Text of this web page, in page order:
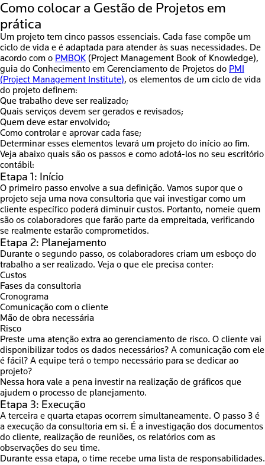
Como colocar a Gestão de Projetos em
prática
Um projeto tem cinco passos essenciais. Cada fase compõe um
ciclo de vida e é adaptada para atender às suas necessidades. De
acordo com o PMBOK (Project Management Book of Knowledge),
guia do Conhecimento em Gerenciamento de Projetos do PMI
(Project Management Institute), os elementos de um ciclo de vida
do projeto definem:
Que trabalho deve ser realizado;
Quais serviços devem ser gerados e revisados;
Quem deve estar envolvido;
Como controlar e aprovar cada fase;
Determinar esses elementos levará um projeto do início ao fim.
Veja abaixo quais são os passos e como adotá-los no seu escritório
contábil:
Etapa 1: Início
O primeiro passo envolve a sua definição. Vamos supor que o
projeto seja uma nova consultoria que vai investigar como um
cliente específico poderá diminuir custos. Portanto, nomeie quem
são os colaboradores que farão parte da empreitada, verificando
se realmente estarão comprometidos.
Etapa 2: Planejamento
Durante o segundo passo, os colaboradores criam um esboço do
trabalho a ser realizado. Veja o que ele precisa conter:
Custos
Fases da consultoria
Cronograma
Comunicação com o cliente
Mão de obra necessária
Risco
Preste uma atenção extra ao gerenciamento de risco. O cliente vai
disponibilizar todos os dados necessários? A comunicação com ele
é fácil? A equipe terá o tempo necessário para se dedicar ao
projeto?
Nessa hora vale a pena investir na realização de gráficos que
ajudem o processo de planejamento.
Etapa 3: Execução
A terceira e quarta etapas ocorrem simultaneamente. O passo 3 é
a execução da consultoria em si. É a investigação dos documentos
do cliente, realização de reuniões, os relatórios com as
observações do seu time.
Durante essa etapa, o time recebe uma lista de responsabilidades.